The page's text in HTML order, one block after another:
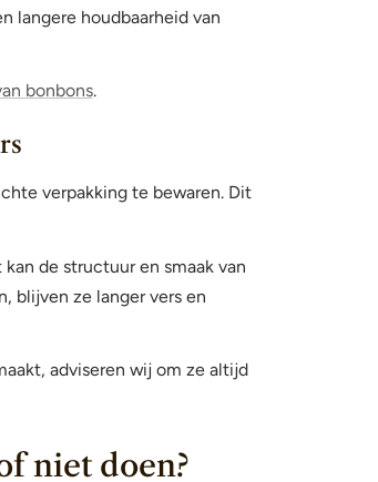
langere houdbaarheid van
bonbons.
verpakking te bewaren. Dit
de structuur en smaak van
blijven ze langer vers en
adviseren wij om ze altijd
niet doen?